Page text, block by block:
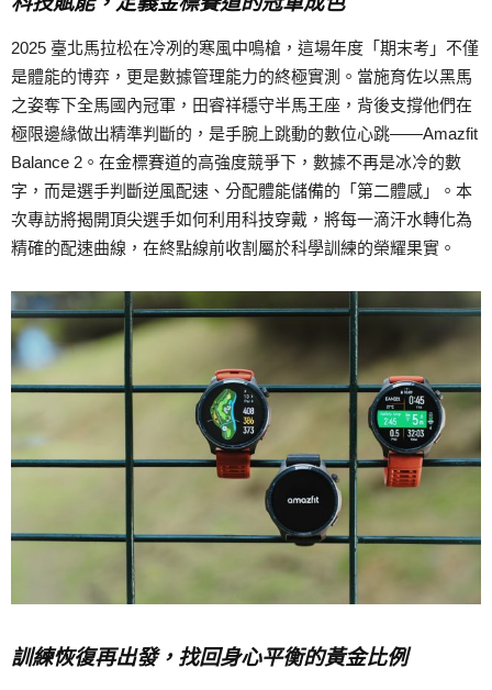
2025 臺北馬拉松在冷冽的寒風中鳴槍，這場年度「期末考」不僅
是體能的博弈，更是數據管理能力的終極實測。當施育佐以黑馬
之姿奪下全馬國內冠軍，田睿祥穩守半馬王座，背後支撐他們在
極限邊緣做出精準判斷的，是手腕上跳動的數位心跳——Amazfit
Balance 2。在金標賽道的高強度競爭下，數據不再是冰冷的數
字，而是選手判斷逆風配速、分配體能儲備的「第二體感」。本
次專訪將揭開頂尖選手如何利用科技穿戴，將每一滴汗水轉化為
精確的配速曲線，在終點線前收割屬於科學訓練的榮耀果實。
訓練恢復再出發，找回身心平衡的黃金比例